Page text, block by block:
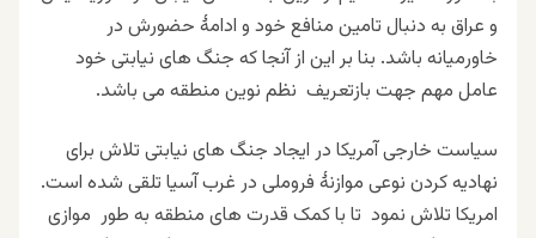
و عراق به دنبال تامین منافع خود و ادامۀ حضورش در
خاورمیانه باشد. بنا بر این از آنجا که جنگ های نیابتی خود
عامل مهم جهت بازتعریف نظم نوین منطقه می باشد.
سیاست خارجی آمریکا در ایجاد جنگ های نیابتی تلاش برای
نهادیه کردن نوعی موازنۀ فروملی در غرب آسیا تلقی شده است.
امریکا تلاش نمود تا با کمک قدرت های منطقه به طور موازی